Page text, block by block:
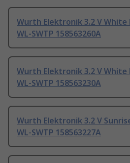
Wurth Elektronik 3.2 V White
WL-SWTP 158563260A
Wurth Elektronik 3.2 V White
WL-SWTP 158563230A
Wurth Elektronik 3.2 V
WL-SWTP 158563227A